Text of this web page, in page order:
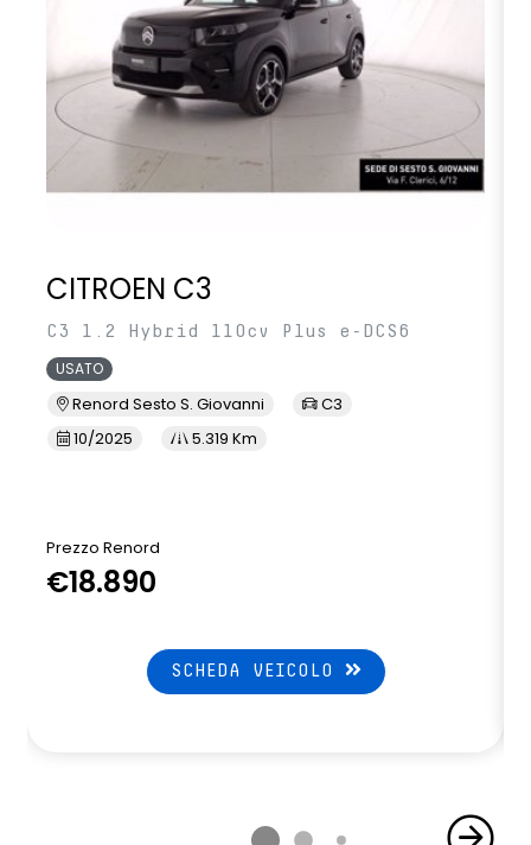
CITROEN C3
C3 1.2 Hybrid 110cv Plus e-DCS6
USATO
Renord Sesto S. Giovanni
C3
10/2025
5.319 Km
Prezzo Renord
€18.890
SCHEDA VEICOLO